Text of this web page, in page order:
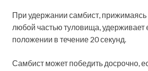
При удержании самбист, прижимаясь
любой частью туловища, удерживает
положении в течение 20 секунд.
Самбист может победить досрочно,